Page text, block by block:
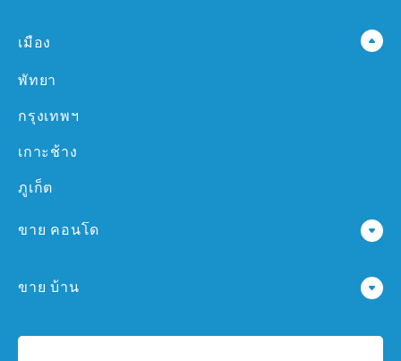
เมือง
พัทยา
กรุงเทพฯ
เกาะช้าง
ภูเก็ต
ขาย คอนโด
คอนโด ใน เกาะช้าง
ขาย บ้าน